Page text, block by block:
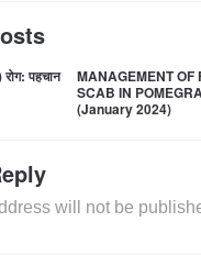
पहचान
MANAGEMENT OF
SCAB IN
(January 2024)
will not be